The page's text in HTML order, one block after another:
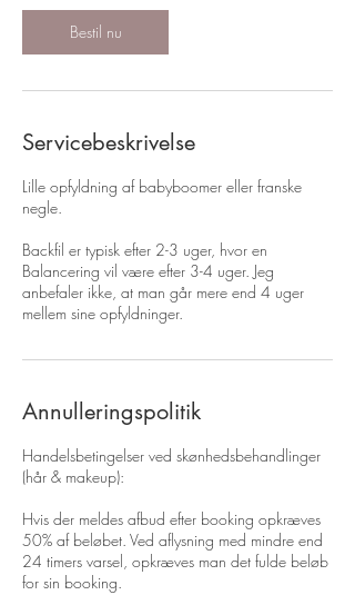
Bestil nu
Servicebeskrivelse
Lille opfyldning af babyboomer eller franske
negle.
Backfil er typisk efter 2-3 uger, hvor en
Balancering vil være efter 3-4 uger. Jeg
anbefaler ikke, at man går mere end 4 uger
mellem sine opfyldninger.
Annulleringspolitik
Handelsbetingelser ved skønhedsbehandlinger
(hår & makeup):
Hvis der meldes afbud efter booking opkræves
50% af beløbet. Ved aflysning med mindre end
24 timers varsel, opkræves man det fulde beløb
for sin booking.